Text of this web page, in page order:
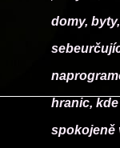
domy,
hranic,
spokojeně